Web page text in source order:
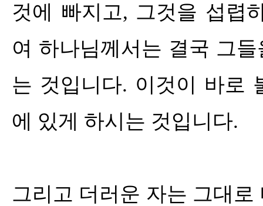
것에 빠지고, 그것을 섭렵
여 하나님께서는 결국 그
는 것입니다. 이것이 바로
에 있게 하시는 것입니다.
그리고 더러운 자는 그대